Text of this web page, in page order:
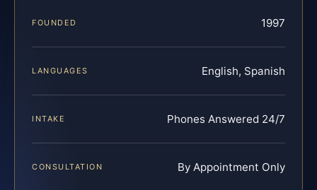
FOUNDED 1997
LANGUAGES English, Spanish
INTAKE Phones Answered 24/7
CONSULTATION By Appointment Only